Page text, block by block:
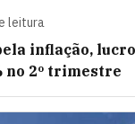
leitura
inflação,
no 2º trimestre